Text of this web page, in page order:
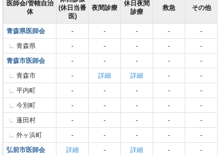
医師会/管轄自治
体
(休日当番
医)
夜間診療
休日夜間
診療
救急 その他
青森県医師会 - - - -
-
青森県
- - - -
-
青森市医師会
- - - -
-
青森市
- 詳細 詳細 -
-
平内町
- - - -
-
今別町
- - - -
-
蓬田村
- - - -
-
外ヶ浜町
- - - -
-
弘前市医師会
詳細 - 詳細 -
-